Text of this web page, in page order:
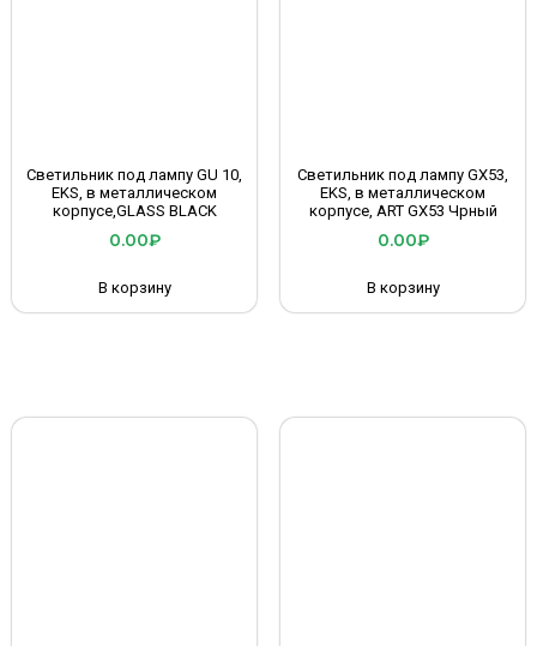
Светильник под лампу GU 10,
EKS, в металлическом
корпусе,GLASS BLACK
0.00₽
В корзину
Светильник под лампу GX53,
EKS, в металлическом
корпусе, ART GX53 Чрный
0.00₽
В корзину